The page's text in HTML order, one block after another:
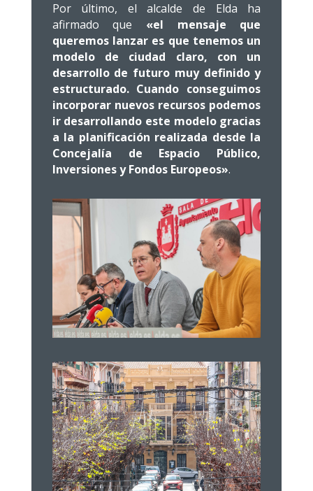
Por último, el alcalde de Elda ha
afirmado que «el mensaje que
queremos lanzar es que tenemos un
modelo de ciudad claro, con un
desarrollo de futuro muy definido y
estructurado. Cuando conseguimos
incorporar nuevos recursos podemos
ir desarrollando este modelo gracias
a la planificación realizada desde la
Concejalía de Espacio Público,
Inversiones y Fondos Europeos».